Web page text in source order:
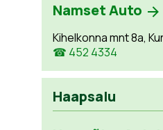
Namset Auto
Kihelkonna mnt 8a,
☎ 452 4334
Haapsalu